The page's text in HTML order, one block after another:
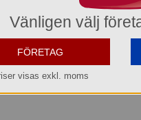
för stekning, sautering och
med
mönstret ger en jämn
Vänligen välj
FÖRETAG
visas exkl. moms